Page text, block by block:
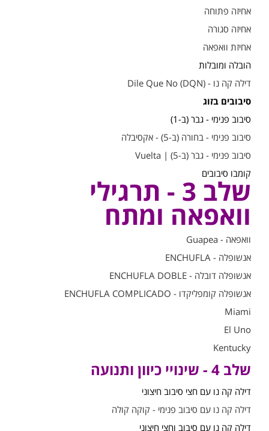
אחיזה פתוחה
אחיזה סגורה
אחיזת וואפאה
הובלה ומובלות
דילה קה נו - (Dile Que No (DQN
סיבובים בזוג
סיבוב פנימי - גבר (ב-1)
סיבוב פנימי - בחורה (ב-5) - אקסיבלה
סיבוב פנימי - גבר (ב-5) | Vuelta
קומבו סיבובים
שלב 3 - תרגילי
וואפאה ומתח
וואפאה - Guapea
אנשופלה - ENCHUFLA
אנשופלה דובלה - ENCHUFLA DOBLE
אנשופלה קומפליקדו - ENCHUFLA COMPLICADO
Miami
El Uno
Kentucky
שלב 4 - שינויי כיוון ותנועה
דילה קה נו עם חצי סיבוב חיצוני
דילה קה נו עם סיבוב פנימי - קוקה קולה
דילה קה נו עם סיבוב וחצי חיצוני